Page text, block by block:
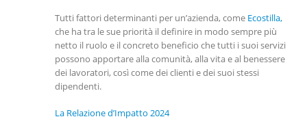
Tutti fattori determinanti per un’azienda, come Ecostilla,
che ha tra le sue priorità il definire in modo sempre più
netto il ruolo e il concreto beneficio che tutti i suoi servizi
possono apportare alla comunità, alla vita e al benessere
dei lavoratori, così come dei clienti e dei suoi stessi
dipendenti.
La Relazione d’Impatto 2024